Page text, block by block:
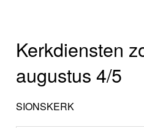
Kerkdiensten
augustus 4/5
SIONSKERK